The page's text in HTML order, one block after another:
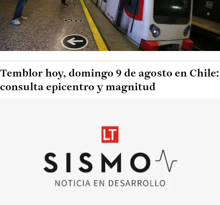
Temblor hoy, domingo 9 de agosto en Chile:
consulta epicentro y magnitud